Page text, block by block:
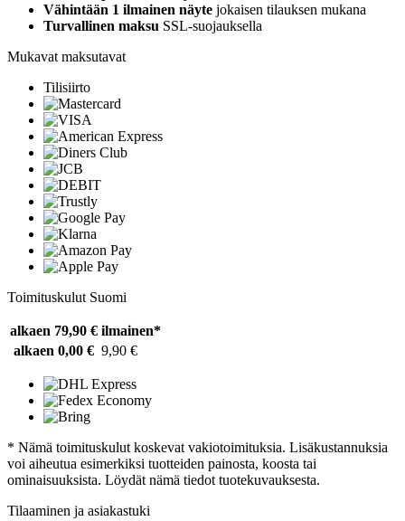
Vähintään 1 ilmainen näyte jokaisen tilauksen mukana
Turvallinen maksu SSL-suojauksella
Mukavat maksutavat
Tilisiirto
Toimituskulut Suomi
alkaen 79,90 € ilmainen*
alkaen 0,00 € 9,90 €
* Nämä toimituskulut koskevat vakiotoimituksia. Lisäkustannuksia
voi aiheutua esimerkiksi tuotteiden painosta, koosta tai
ominaisuuksista. Löydät nämä tiedot tuotekuvauksesta.
Tilaaminen ja asiakastuki